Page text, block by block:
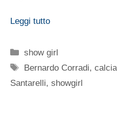
Leggi tutto
Categorie
show girl
Tag
Bernardo Corradi,
Santarelli, showgirl